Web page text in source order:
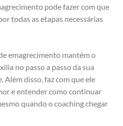
pode fazer com que
todas as etapas necessárias
emagrecimento mantém o
no passo a passo da sua
Além disso, faz com que ele
e entender como continuar
quando o coaching chegar